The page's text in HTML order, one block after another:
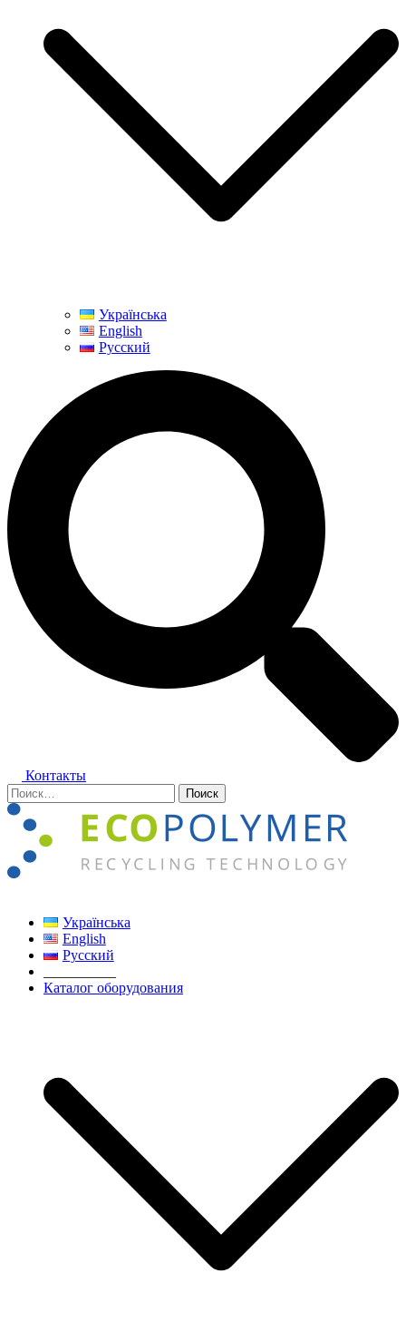
Українська
English
Русский
Контакты
Найти:
Українська
English
Русский
Каталог оборудования